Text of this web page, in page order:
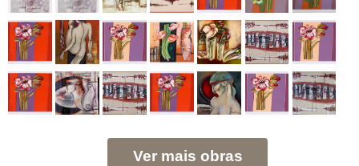
Ver mais obras